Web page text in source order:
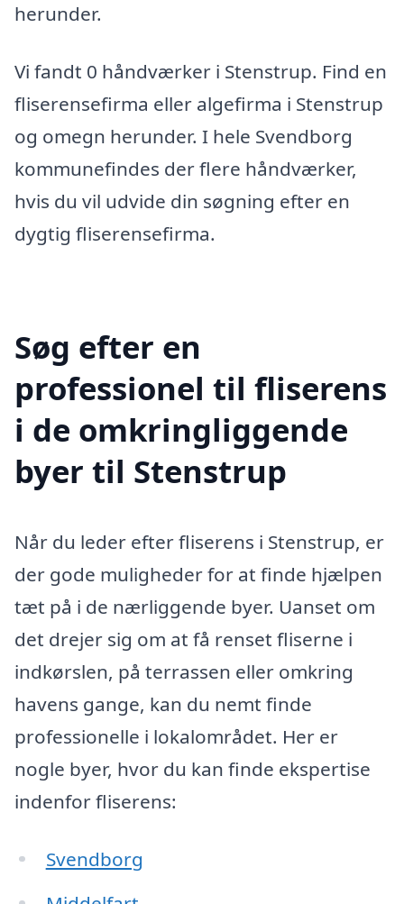
herunder.
Vi fandt 0 håndværker i Stenstrup. Find en
fliserensefirma eller algefirma i Stenstrup
og omegn herunder. I hele Svendborg
kommunefindes der flere håndværker,
hvis du vil udvide din søgning efter en
dygtig fliserensefirma.
Søg efter en
professionel til fliserens
i de omkringliggende
byer til Stenstrup
Når du leder efter fliserens i Stenstrup, er
der gode muligheder for at finde hjælpen
tæt på i de nærliggende byer. Uanset om
det drejer sig om at få renset fliserne i
indkørslen, på terrassen eller omkring
havens gange, kan du nemt finde
professionelle i lokalområdet. Her er
nogle byer, hvor du kan finde ekspertise
indenfor fliserens:
Svendborg